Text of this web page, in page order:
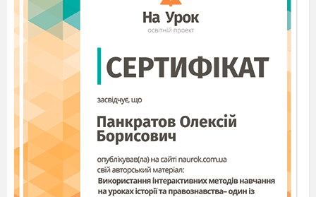
(WBSC).
Чемпіонат України з
бейсболу 5
18-19.02.2023 р. м.